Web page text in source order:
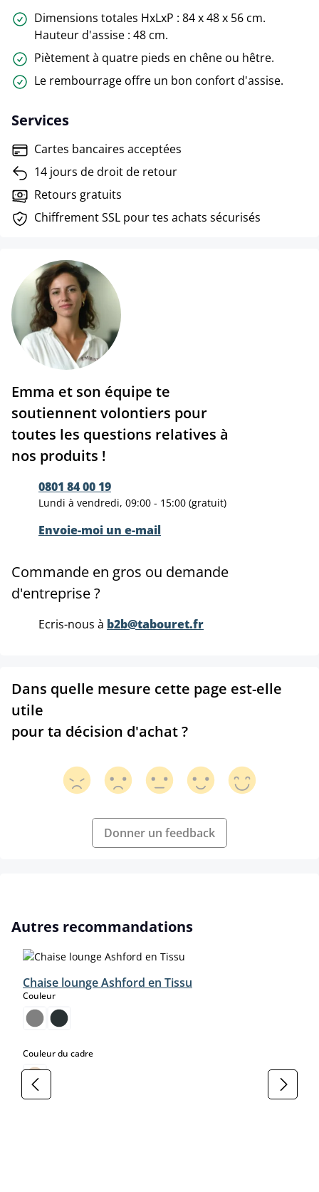
Dimensions totales HxLxP : 84 x 48 x 56 cm.
Hauteur d'assise : 48 cm.
Piètement à quatre pieds en chêne ou hêtre.
Le rembourrage offre un bon confort d'assise.
Services
Cartes bancaires acceptées
14 jours de droit de retour
Retours gratuits
Chiffrement SSL pour tes achats sécurisés
Emma et son équipe te
soutiennent volontiers pour
toutes les questions relatives à
nos produits !
0801 84 00 19
Lundi à vendredi, 09:00 - 15:00 (gratuit)
Envoie-moi un e-mail
Commande en gros ou demande
d'entreprise ?
Ecris-nous à b2b@tabouret.fr
Dans quelle mesure cette page est-elle
utile
pour ta décision d'achat ?
Donner un feedback
Ignorer la galerie de produits
Autres recommandations
Chaise lounge Ashford en Tissu
Couleurselect
Couleur du cadreselect